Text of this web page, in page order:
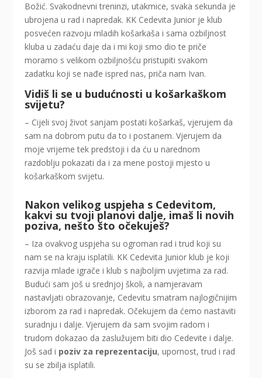
Božić. Svakodnevni treninzi, utakmice, svaka sekunda je
ubrojena u rad i napredak. KK Cedevita Junior je klub
posvećen razvoju mladih košarkaša i sama ozbiljnost
kluba u zadaću daje da i mi koji smo dio te priče
moramo s velikom ozbiljnošću pristupiti svakom
zadatku koji se nađe ispred nas, priča nam Ivan.
Vidiš li se u budućnosti u košarkaškom
svijetu?
– Cijeli svoj život sanjam postati košarkaš, vjerujem da
sam na dobrom putu da to i postanem. Vjerujem da
moje vrijeme tek predstoji i da ću u narednom
razdoblju pokazati da i za mene postoji mjesto u
košarkaškom svijetu.
Nakon velikog uspjeha s Cedevitom,
kakvi su tvoji planovi dalje, imaš li novih
poziva, nešto što očekuješ?
– Iza ovakvog uspjeha su ogroman rad i trud koji su
nam se na kraju isplatili. KK Cedevita Junior klub je koji
razvija mlade igrače i klub s najboljim uvjetima za rad.
Budući sam još u srednjoj školi, a namjeravam
nastavljati obrazovanje, Cedevitu smatram najlogičnijim
izborom za rad i napredak. Očekujem da ćemo nastaviti
suradnju i dalje. Vjerujem da sam svojim radom i
trudom dokazao da zaslužujem biti dio Cedevite i dalje.
Još sad i poziv za reprezentaciju, upornost, trud i rad
su se zbilja isplatili.